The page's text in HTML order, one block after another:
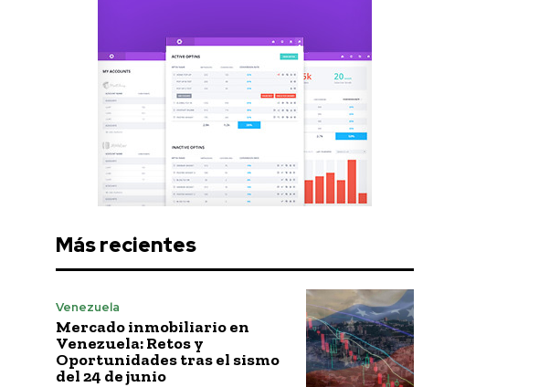
Más recientes
Venezuela
Mercado inmobiliario en
Venezuela: Retos y
Oportunidades tras el sismo
del 24 de junio